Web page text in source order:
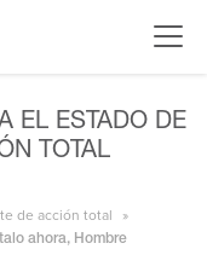
EL ESTADO DE
TOTAL
de acción total
ahora, Hombre